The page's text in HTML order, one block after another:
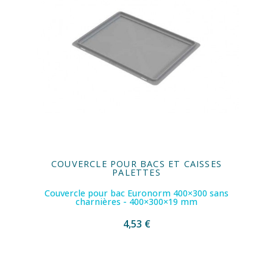
COUVERCLE POUR BACS ET CAISSES
PALETTES
Couvercle pour bac Euronorm 400×300 sans
charnières - 400×300×19 mm
4,53 €